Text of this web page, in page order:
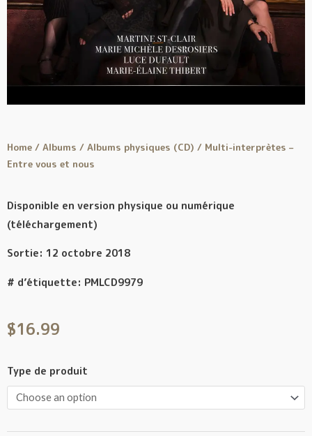
Home / Albums / Albums physiques (CD) / Multi-interprètes –
Entre vous et nous
Disponible en version physique ou numérique
(téléchargement)
Sortie: 12 octobre 2018
# d’étiquette: PMLCD9979
$16.99
Type de produit